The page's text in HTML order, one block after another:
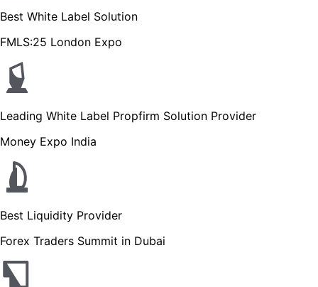
Best White Label Solution
FMLS:25 London Expo
Leading White Label Propfirm Solution Provider
Money Expo India
Best Liquidity Provider
Forex Traders Summit in Dubai